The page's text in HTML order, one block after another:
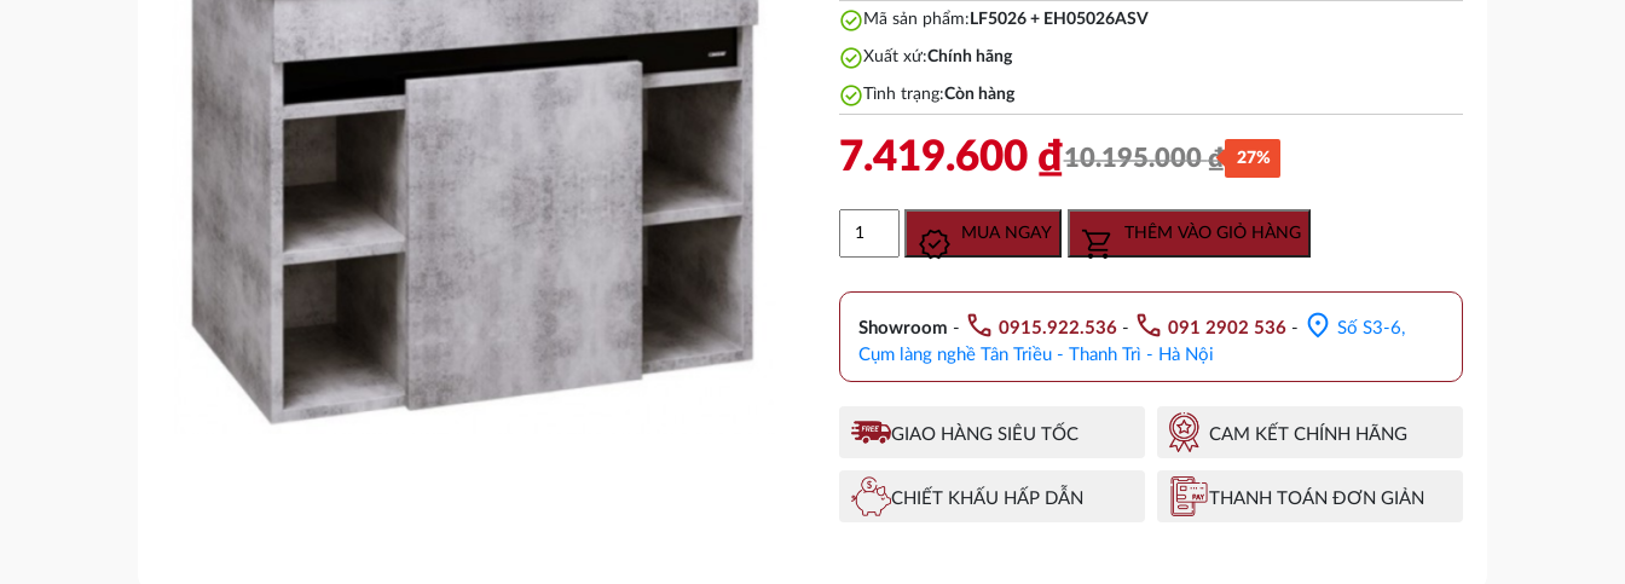
check_circle Mã sản phẩm: LF5026 + EH05026ASV
check_circleXuất xứ:Chính hãng
check_circleTình trạng:Còn hàng
10.195.000₫
Giá
gốc
là:
10.195.000 ₫.
7.419.600 ₫
Giá
hiện
tại
là:
7.419.600 ₫.
27%
Caesar
LF5026/EH05026ASV
Màu
Xám
Tường
lượng
MUA NGAY THÊM VÀO GIỎ HÀNG
Showroom - call 0915.922.536- call 091 2902 536- location_on Số S3-6,
Cụm làng nghề Tân Triều - Thanh Trì - Hà Nội
GIAO HÀNG SIÊU TỐC CAM KẾT CHÍNH HÃNG
CHIẾT KHẤU HẤP DẪN THANH TOÁN ĐƠN GIẢN